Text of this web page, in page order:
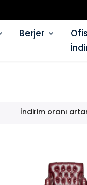
Berjer
İndirim oranı